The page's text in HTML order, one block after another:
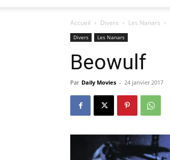
Accueil Divers Les Nanars
Divers Les Nanars
Beowulf
Par Daily Movies - 24 janvier 2017